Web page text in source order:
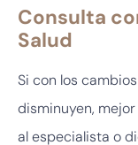
Consulta
Salud
Si con los
disminuyen,
al especialista o